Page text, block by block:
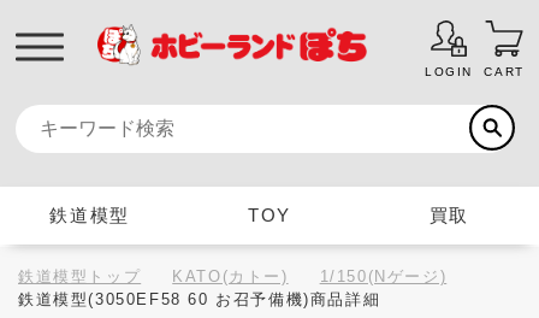
LOGIN CART
鉄道模型 TOY 買取
鉄道模型トップ KATO(カトー)
1/150(Nゲージ)
鉄道模型(3050EF58 60 お召予備機)商品詳細